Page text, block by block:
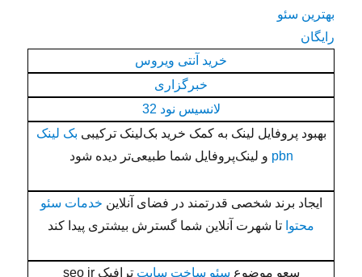
بهترین سئو
رایگان
خرید آنتی ویروس
خبرگزاری
لانسیس نود 32
بهبود پروفایل لینک به کمک خرید بک‌لینک ترکیبی بک لینک
pbn و لینک‌پروفایل شما طبیعی‌تر دیده شود
ایجاد برند شخصی قدرتمند در فضای آنلاین خدمات سئو
محتوا تا شهرت آنلاین شما گسترش بیشتری پیدا کند
سعو موضوع سئو ساخت سایت ترافیک seo ir